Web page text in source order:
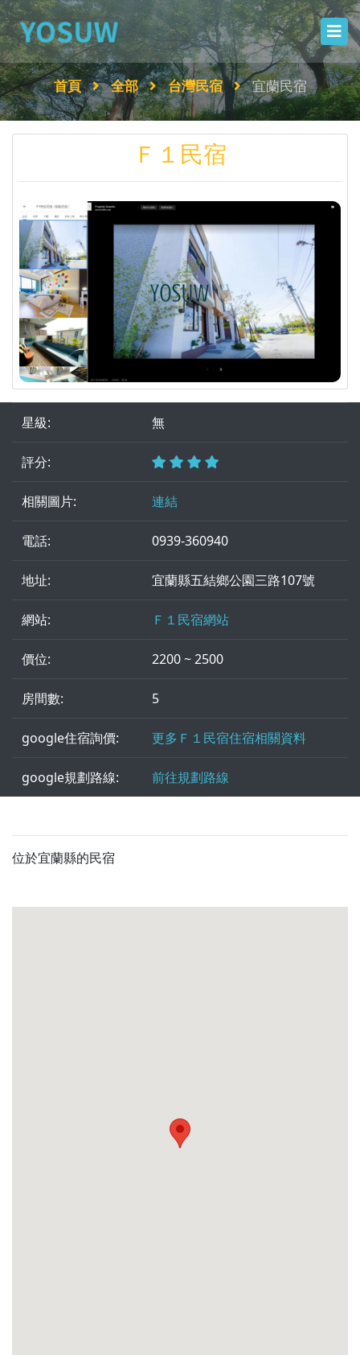
首頁 全部 台灣民宿 宜蘭民宿
Ｆ１民宿
星級: 無
評分:
相關圖片: 連結
電話: 0939-360940
地址: 宜蘭縣五結鄉公園三路107號
網站: Ｆ１民宿網站
價位: 2200 ~ 2500
房間數: 5
google住宿詢價: 更多Ｆ１民宿住宿相關資料
google規劃路線: 前往規劃路線
位於宜蘭縣的民宿